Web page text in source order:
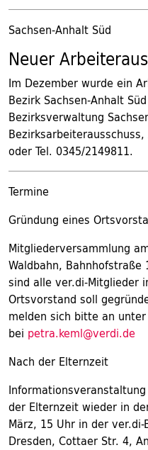
Sachsen-Anhalt Süd
Neuer
Im Dezember wurde ein
Bezirk Sachsen-Anhalt
Bezirksverwaltung
oder Tel. 0345/2149811.
Termine
Gründung eines
Mitgliederversammlung
Waldbahn,
sind alle ver.di-Mitglieder
Ortsvorstand soll
melden sich bitte an
bei petra.keml@verdi.de
Nach der Elternzeit
der Elternzeit wieder in
März, 15 Uhr in der
Dresden, Cottaer Str. 4,